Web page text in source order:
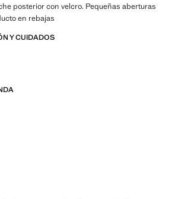
posterior con velcro. Pequeñas aberturas
en rebajas
Y CUIDADOS